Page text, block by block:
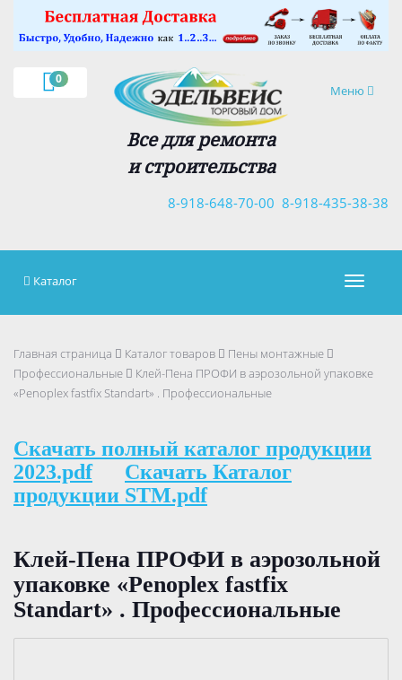
0
Навигация
Меню
Все для ремонта
и строительства
8-918-435-38-38
8-918-648-70-00
×
Каталог
Главная страница Каталог товаров
Пены монтажные
Профессиональные
Клей-Пена ПРОФИ в аэрозольной упаковке
«Penoplex fastfix Standart» . Профессиональные
Скачать полный каталог продукции
2023.pdf
Скачать Каталог
продукции STM.pdf
Клей-Пена ПРОФИ в аэрозольной
упаковке «Penoplex fastfix
Standart» . Профессиональные